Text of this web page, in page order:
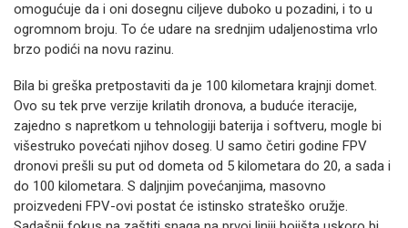
omogućuje da i oni dosegnu ciljeve duboko u pozadini, i to u
ogromnom broju. To će udare na srednjim udaljenostima vrlo
brzo podići na novu razinu.
Bila bi greška pretpostaviti da je 100 kilometara krajnji domet.
Ovo su tek prve verzije krilatih dronova, a buduće iteracije,
zajedno s napretkom u tehnologiji baterija i softveru, mogle bi
višestruko povećati njihov doseg. U samo četiri godine FPV
dronovi prešli su put od dometa od 5 kilometara do 20, a sada i
do 100 kilometara. S daljnjim povećanjima, masovno
proizvedeni FPV-ovi postat će istinsko strateško oružje.